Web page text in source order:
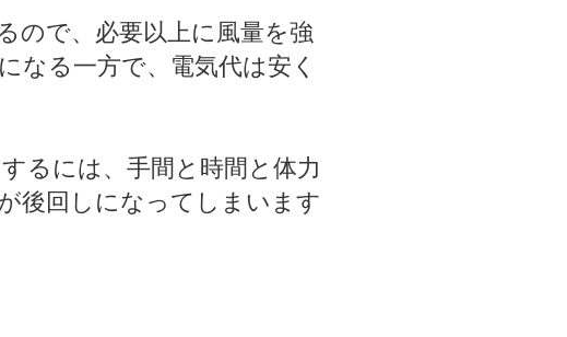
ので、必要以上に風量を強
なる一方で、電気代は安く
るには、手間と時間と体力
後回しになってしまいます